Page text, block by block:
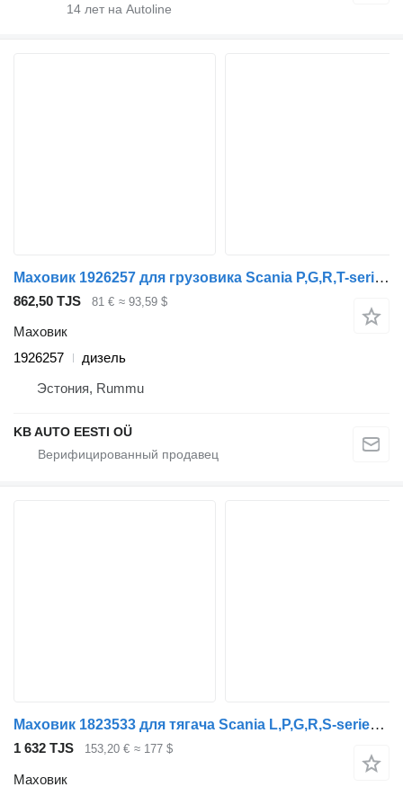
14 лет на Autoline
Маховик 1926257 для грузовика Scania P,G,R,T-series (2004-2017)
862,50 TJS 81 € ≈ 93,59 $
Маховик
1926257
дизель
Эстония, Rummu
KB AUTO EESTI OÜ
Маховик 1823533 для тягача Scania L,P,G,R,S-series (2016-)
1 632 TJS 153,20 € ≈ 177 $
Маховик